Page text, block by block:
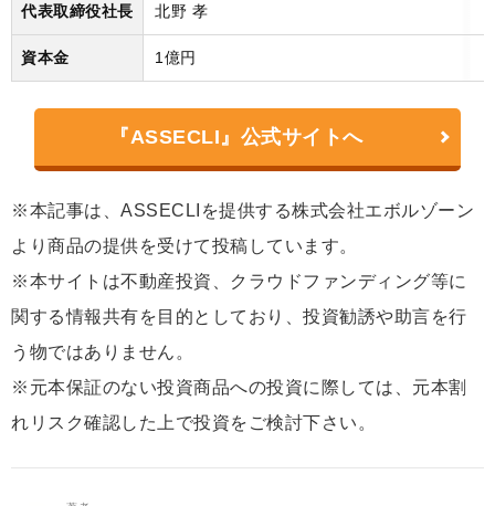
代表取締役社長 北野 孝
資本金 1億円
『ASSECLI』公式サイトへ
※本記事は、ASSECLIを提供する株式会社エボルゾーン
より商品の提供を受けて投稿しています。
※本サイトは不動産投資、クラウドファンディング等に
関する情報共有を目的としており、投資勧誘や助言を行
う物ではありません。
※元本保証のない投資商品への投資に際しては、元本割
れリスク確認した上で投資をご検討下さい。